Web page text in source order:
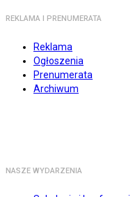
REKLAMA I PRENUMERATA
Reklama
Ogłoszenia
Prenumerata
Archiwum
NASZE WYDARZENIA